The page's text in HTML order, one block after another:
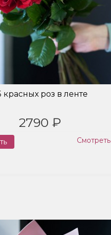
красных роз в ленте
2790 ₽
Смотреть